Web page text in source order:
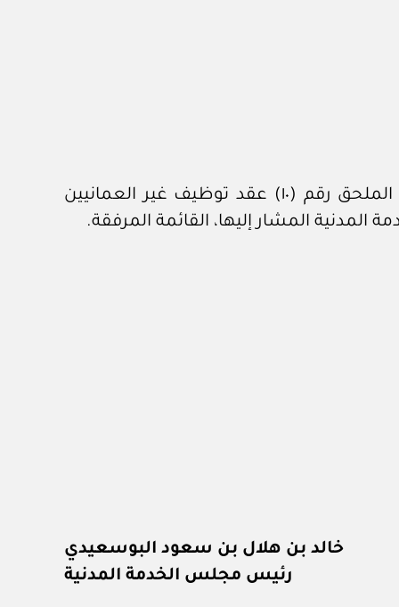
يستبدل بقائمتي الأمراض والعمليات الجراحية المستثناة من العلاج المجاني المرفقتين بكل من: الملحق رقم (١٠) عقد توظيف غير العمانيين
خالد بن هلال بن سعود البوسعيدي
رئيس مجلس الخدمة المدنية